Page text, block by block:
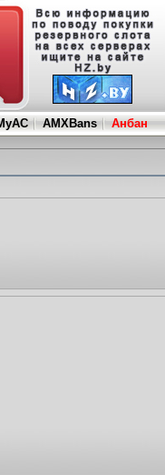
AMXBans Анбан